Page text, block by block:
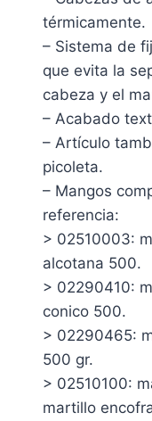
térmicamente.
– Sistema de
que evita la
cabeza y el
– Acabado
– Artículo
picoleta.
– Mangos
referencia:
> 02510003:
alcotana 500.
> 02290410:
conico 500.
> 02290465:
500 gr.
> 02510100:
martillo